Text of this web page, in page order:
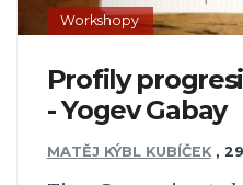
Workshopy
Profily
- Yogev Gabay
MATĚJ KÝBL KUBÍČEK ,